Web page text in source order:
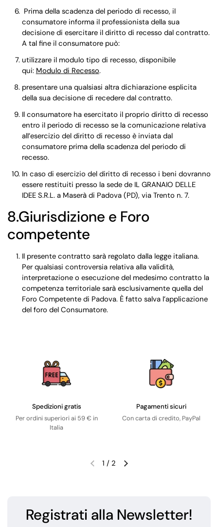
Prima della scadenza del periodo di recesso, il
consumatore informa il professionista della sua
decisione di esercitare il diritto di recesso dal contratto.
A tal fine il consumatore può:
utilizzare il modulo tipo di recesso, disponibile
qui: Modulo di Recesso.
presentare una qualsiasi altra dichiarazione esplicita
della sua decisione di recedere dal contratto.
Il consumatore ha esercitato il proprio diritto di recesso
entro il periodo di recesso se la comunicazione relativa
all’esercizio del diritto di recesso è inviata dal
consumatore prima della scadenza del periodo di
recesso.
In caso di esercizio del diritto di recesso i beni dovranno
essere restituiti presso la sede de IL GRANAIO DELLE
IDEE S.R.L. a Maserà di Padova (PD), via Trento n. 7.
8.Giurisdizione e Foro
competente
Il presente contratto sarà regolato dalla legge italiana.
Per qualsiasi controversia relativa alla validità,
interpretazione o esecuzione del medesimo contratto la
competenza territoriale sarà esclusivamente quella del
Foro Competente di Padova. È fatto salva l’applicazione
del foro del Consumatore.
Spedizioni gratis
Per ordini superiori ai 59 € in
Italia
Pagamenti sicuri
Con carta di credito, PayPal
1 / 2
Registrati alla Newsletter!